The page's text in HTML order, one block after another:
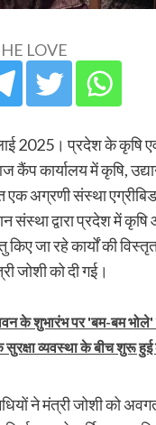
LOVE
2025। प्रदेश के कृषि एवं
कार्यालय में कृषि,
एक अग्रणी संस्था
संस्था द्वारा प्रदेश में
जा रहे कार्यों की
जोशी को दी गई।
के शुभारंभ पर 'बम-बम
सुरक्षा व्यवस्था के बीच शुरू
ने मंत्री जोशी को